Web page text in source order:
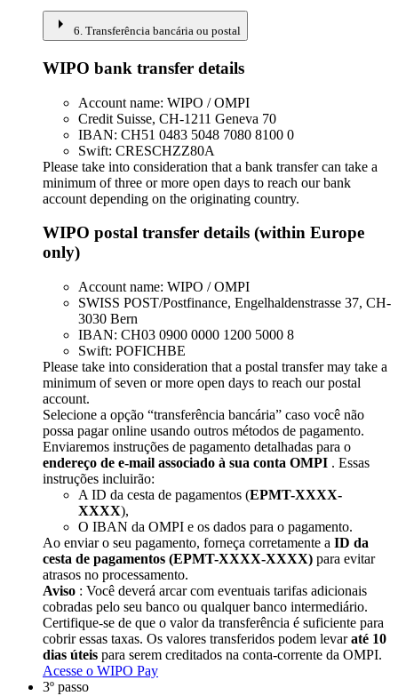
arrow_right 6. Transferência bancária ou postal
WIPO bank transfer details
Account name: WIPO / OMPI
Credit Suisse, CH-1211 Geneva 70
IBAN: CH51 0483 5048 7080 8100 0
Swift: CRESCHZZ80A
Please take into consideration that a bank transfer can take a
minimum of three or more open days to reach our bank
account depending on the originating country.
WIPO postal transfer details (within Europe
only)
Account name: WIPO / OMPI
SWISS POST/Postfinance, Engelhaldenstrasse 37, CH-
3030 Bern
IBAN: CH03 0900 0000 1200 5000 8
Swift: POFICHBE
Please take into consideration that a postal transfer may take a
minimum of seven or more open days to reach our postal
account.
Selecione a opção “transferência bancária” caso você não
possa pagar online usando outros métodos de pagamento.
Enviaremos instruções de pagamento detalhadas para o
endereço de e-mail associado à sua conta OMPI . Essas
instruções incluirão:​​​​​​​
A ID da cesta de pagamentos (EPMT-XXXX-
XXXX),
O IBAN da OMPI e os dados para o pagamento.
Ao enviar o seu pagamento, forneça corretamente a ID da
cesta de pagamentos (EPMT-XXXX-XXXX) para evitar
atrasos no processamento.
Aviso : Você deverá arcar com eventuais tarifas adicionais
cobradas pelo seu banco ou qualquer banco intermediário.
Certifique-se de que o valor da transferência é suficiente para
cobrir essas taxas. Os valores transferidos podem levaraté 10
dias úteis para serem creditados na conta-corrente da OMPI.
Acesse o WIPO Pay
3º passo